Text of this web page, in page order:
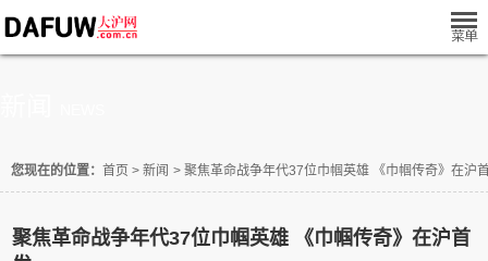
您现在的位置： 首页 > 新闻 > 聚焦革命战争年代37位巾帼英雄 《巾帼传奇》在沪
聚焦革命战争年代37位巾帼英雄 《巾帼传奇》在沪首